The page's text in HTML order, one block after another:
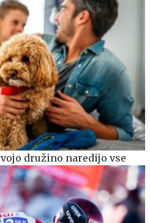
družino naredijo vse